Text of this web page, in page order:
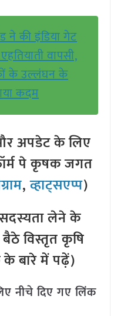
ने की इंडिया गेट
वापसी,
के उल्लंघन के
कदम
अपडेट के लिए
पे कृषक जगत
,व्हाट्सएप्प)
लेने के
विस्तृत कृषि
बारे में पढ़ें)
नीचे दिए गए लिंक